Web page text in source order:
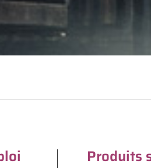
Produits